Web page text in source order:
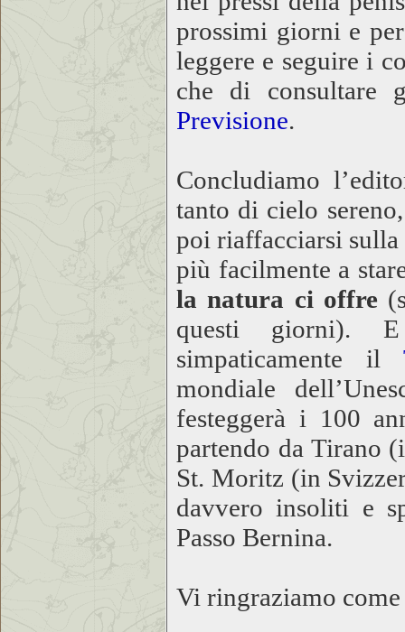
prossimi giorni e
leggere e seguire i
che di consultare
Previsione.
Concludiamo
tanto di cielo
poi riaffacciarsi sulla
più facilmente a
la natura ci offre
questi giorni).
simpaticamente il
mondiale
festeggerà i 100
partendo da Tirano
St. Moritz (in
davvero insoliti e
Passo Bernina.
Vi ringraziamo